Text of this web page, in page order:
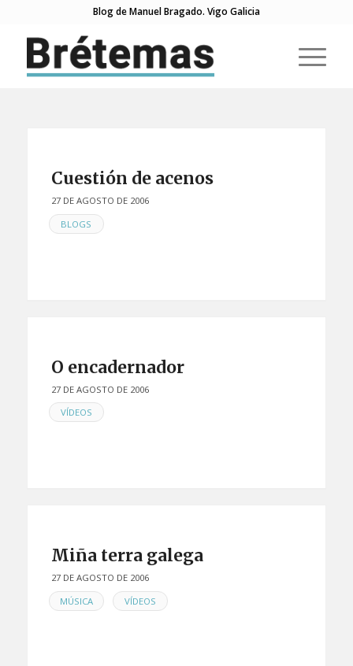
Blog de Manuel Bragado. Vigo Galicia
Cuestión de acenos
27 DE AGOSTO DE 2006
EN
BLOGS
O encadernador
27 DE AGOSTO DE 2006
EN
VÍDEOS
Miña terra galega
27 DE AGOSTO DE 2006
EN
MÚSICA , VÍDEOS